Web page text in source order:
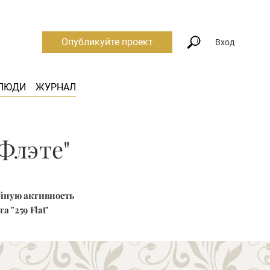
ЖУРНАЛ
Опубликуйте проект Вход
активность
"259 Flat"